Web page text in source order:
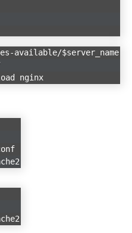
$server_name
nginx